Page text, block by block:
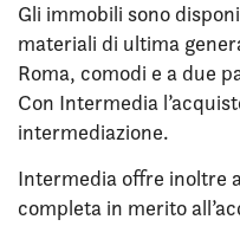
Gli immobili sono
materiali di ultima
Roma, comodi e a due
Con Intermedia
intermediazione.
Intermedia offre inoltre
completa in merito